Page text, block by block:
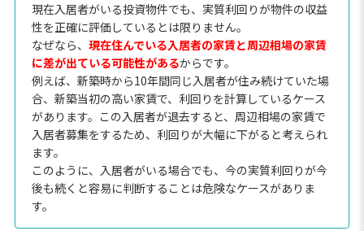
現在入居者がいる投資物件でも、実質利回りが物件の収益
性を正確に評価しているとは限りません。
なぜなら、 現在住んでいる入居者の家賃と周辺相場の家賃
に差が出ている可能性があるからです。
例えば、新築時から10年間同じ入居者が住み続けていた場
合、新築当初の高い家賃で、利回りを計算しているケース
があります。この入居者が退去すると、周辺相場の家賃で
入居者募集をするため、利回りが大幅に下がると考えられ
ます。
このように、入居者がいる場合でも、今の実質利回りが今
後も続くと容易に判断することは危険なケースがありま
す。